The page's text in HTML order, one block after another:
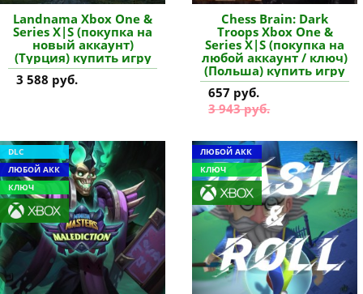
Landnama Xbox One &
Series X|S (покупка на
новый аккаунт)
(Турция) купить игру
3 588 руб.
Chess Brain: Dark
Troops Xbox One &
Series X|S (покупка на
любой аккаунт / ключ)
(Польша) купить игру
657 руб.
3 943 руб.
DLC
ЛЮБОЙ АКК
КЛЮЧ
ЛЮБОЙ АКК
КЛЮЧ